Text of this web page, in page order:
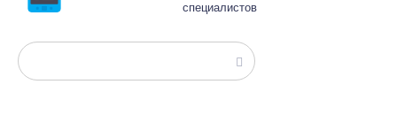
специалистов
Поиск: